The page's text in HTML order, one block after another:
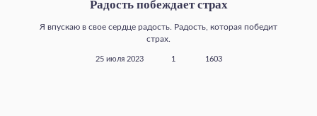
Радость побеждает страх
Я впускаю в свое сердце радость. Радость, которая победит
страх.
25 июля 2023 1 1603